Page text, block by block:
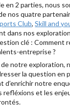
en 2 parties, nous
nos quatre
Club,Skill and
dans nos
clé : Comment
entreprise ?
notre exploration,
la question en
d’enrichir notre
refléxions et les